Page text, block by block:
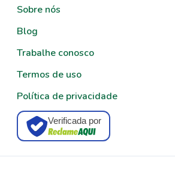
Sobre nós
Blog
Trabalhe conosco
Termos de uso
Política de privacidade
Verificada por